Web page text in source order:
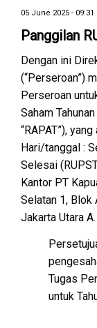
05 June 2025 - 09:31
Panggilan
Dengan ini
(“Perseroan”)
Perseroan
Saham
“RAPAT”),
Hari/tanggal :
Selesai
Kantor PT
Selatan 1, Blok
Jakarta Utara
Tugas
untuk